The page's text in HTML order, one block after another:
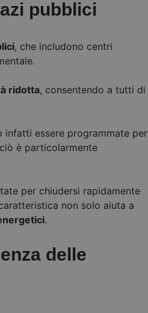
pubblici
, che includono centri
ridotta, consentendo a tutti di
infatti essere programmate per
è particolarmente
per chiudersi rapidamente
non solo aiuta a
.
delle